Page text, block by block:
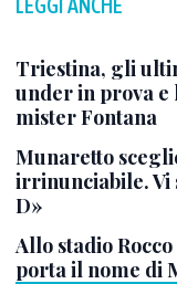
Triestina, gli
under in prova e
mister Fontana
Munaretto
irrinunciabile. Vi
D»
Allo stadio
porta il nome di